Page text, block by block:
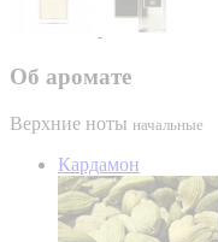
Об аромате
Верхние ноты начальные
Кардамон